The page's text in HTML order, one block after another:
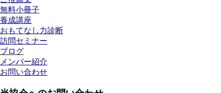
無料小冊子
養成講座
おもてなし力診断
訪問セミナー
ブログ
メンバー紹介
お問い合わせ